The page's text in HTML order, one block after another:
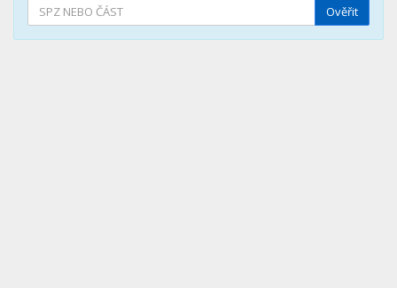
Ověřit